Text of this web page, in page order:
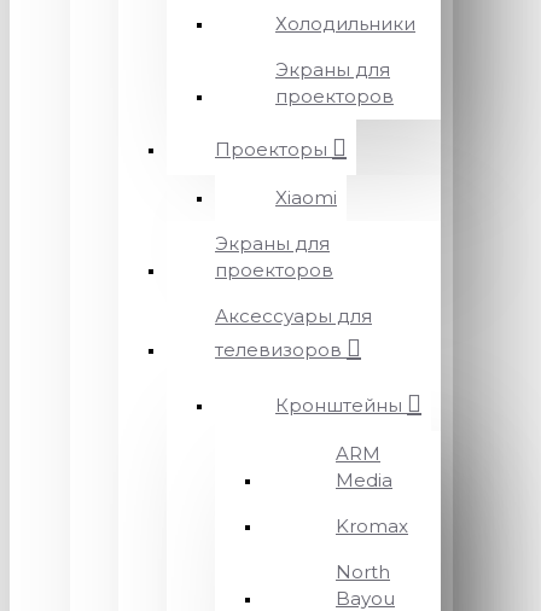
Холодильники
Экраны для
проекторов
Проекторы
Xiaomi
Экраны для
проекторов
Аксессуары для
телевизоров
Кронштейны
ARM
Media
Kromax
North
Bayou